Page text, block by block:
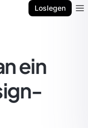
Loslegen
ein